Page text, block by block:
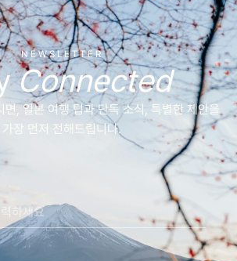
NEWSLETTER
Connected
면, 일본 여행 팁과 단독 소식, 특별한 제안을
가장 먼저 전해드립니다.